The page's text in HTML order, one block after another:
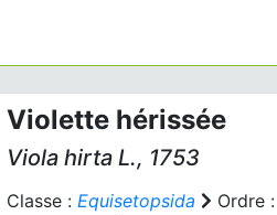
Violette hérissée
Viola hirtaL., 1753
Classe : Equisetopsida
Ordre :